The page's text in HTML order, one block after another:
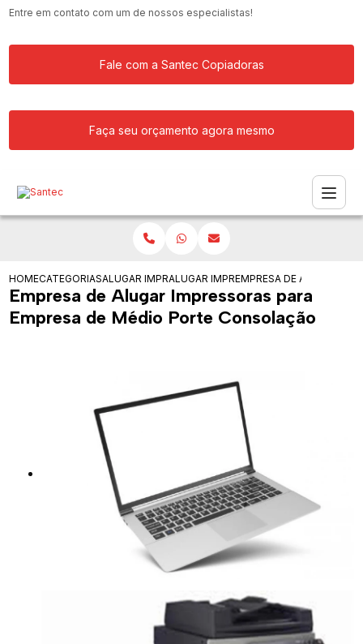
Entre em contato com um de nossos especialistas!
Fale com a Santec Copiadoras
Faça seu orçamento agora mesmo
HOMECATEGORIASALUGAR IMPRESSORAALUGAR IMPRESSORAS PARA
EMPRESA DE ALUGAR
Empresa de Alugar Impressoras para
Empresa de Médio Porte Consolação